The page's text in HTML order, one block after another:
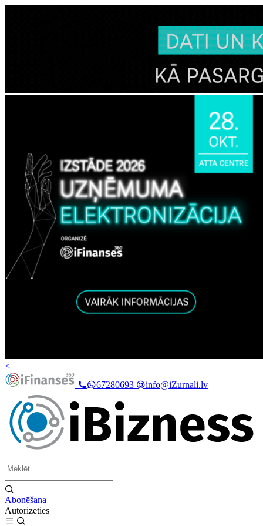
<
67280693
info@iZurnali.lv
Abonēšana
Autorizēties